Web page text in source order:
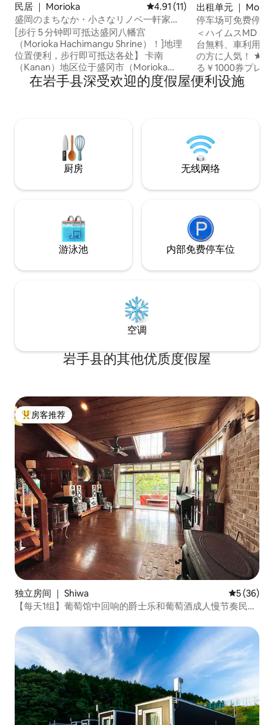
民居 ｜ Morioka 平均评分 4.91 分（满分 5 分）
4.91 (11)
盛岡のまちなか・小さなリノベ一軒家
「MORINOSU」
[步行 5 分钟即可抵达盛冈八幡宫
（Morioka Hachimangu Shrine）！]地理
位置便利，步行即可抵达各处】 卡南
（Kanan）地区位于盛冈市（Morioka
City），拥有古老的城市风光，这里有“盛
冈八幡宫（Morioka Hachimangu
厅。您可以享受入住这套小型“民宅”的乐
趣，它不同于酒店，而且位置非常便利。
这间由业主和他的朋友们翻修的房间并非
全新，但民间艺术装饰和雅致的家具会让
您感到宾至如归。 （虽然有相关规定）允
许携带宠物。每人每晚 3,000 日元 请在“谁
源经过适当清洁，但如果您对宠物过敏，
Station）步行 15 分钟，距盛冈巴士中心
（Morioka Bus Center）2 分钟。距离盛
冈南（Morioka-Minami）立体交叉道口约
啡馆、100 日元店、桑拿浴场、银行自动
取款机、邮局等，但晚上很安静。与盛冈
站和主街等商业市中心区域不同，这里也
是当地“生活”扎根的地方，因此请放心入
住。
出租单元 ｜
停车场可免费停放
钟车程／配备Wi-
入住／Heims MD
＜ハイムスMD 3階
台無料、車利用や
の方に人気！ ★徒
る￥1000券プレ
ィナー利用にもおすすめ
ン・チェックアウ
◆宿泊人数／４名 ◆駐車場／1台無料 ◆
サービス ／無料
ルベッド 1台 ・折りたたみ簡易ベッド 1台
・ソファベッド 1台 ・敷布団、掛布団
は調味料をご持参ください
ション３階。エレベ
時～18時まで１階
中(英語は話せま
200円が宿泊料金
在岩手县深受欢迎的度假屋便利设施
厨房 无线网络
游泳池 内部免费停车位
空调
岩手县的其他优质度假屋
热门「房客推荐」
房客推荐
独立房间 ｜ Shiwa 平均评分
5 (36)
【每天1组】葡萄馆中回响的爵士乐和葡萄酒成人慢节奏民宿